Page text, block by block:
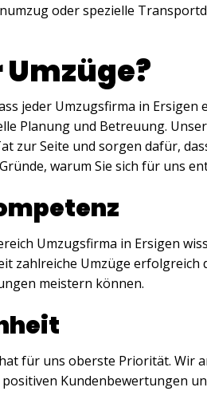
oder spezielle
jeder Umzugsfirma in
Planung und Betreuung.
zur Seite und sorgen dafür,
warum Sie sich für uns
Umzugsfirma in Ersigen
zahlreiche Umzüge
meistern können.
für uns oberste Priorität. Wir
Kundenbewertungen